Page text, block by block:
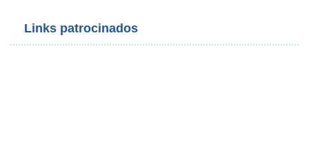
Links patrocinados